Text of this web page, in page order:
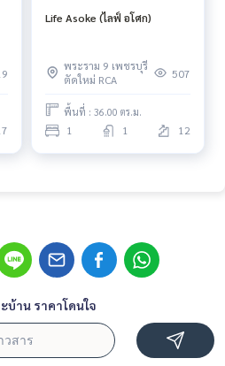
Life Asoke (ไลฟ์ อโศก)
พระราม 9 เพชรบุรี
ตัดใหม่ RCA
507
พื้นที่ : 36.00 ตร.ม.
1 1 12
บ้าน ราคาโดนใจ